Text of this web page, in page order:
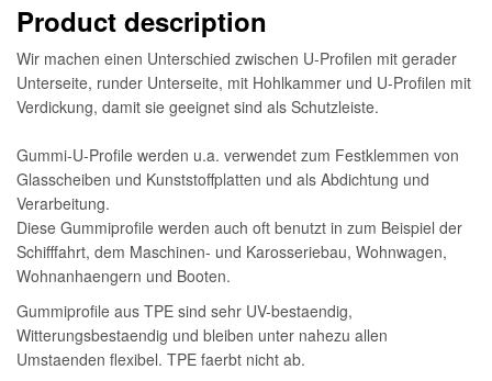
Product description
Wir machen einen Unterschied zwischen U-Profilen mit gerader
Unterseite, runder Unterseite, mit Hohlkammer und U-Profilen mit
Verdickung, damit sie geeignet sind als Schutzleiste.
Gummi-U-Profile werden u.a. verwendet zum Festklemmen von
Glasscheiben und Kunststoffplatten und als Abdichtung und
Verarbeitung.
Diese Gummiprofile werden auch oft benutzt in zum Beispiel der
Schifffahrt, dem Maschinen- und Karosseriebau, Wohnwagen,
Wohnanhaengern und Booten.
Gummiprofile aus TPE sind sehr UV-bestaendig,
Witterungsbestaendig und bleiben unter nahezu allen
Umstaenden flexibel. TPE faerbt nicht ab.